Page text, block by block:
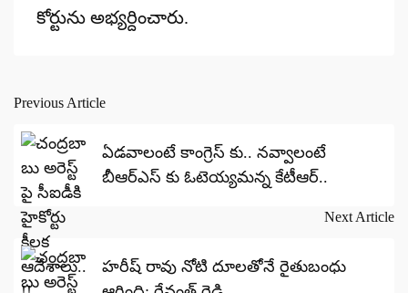
కోర్టును అభ్యర్దించారు.
Post
navigation
Previous Article
ఏడవాలంటే కాంగ్రెస్ కు.. నవ్వాలంటే
బీఆర్ఎస్ కు ఓటెయ్యమన్న కేటీఆర్..
Next Article
హరీష్ రావు నోటి దూలతోనే రైతుబంధు